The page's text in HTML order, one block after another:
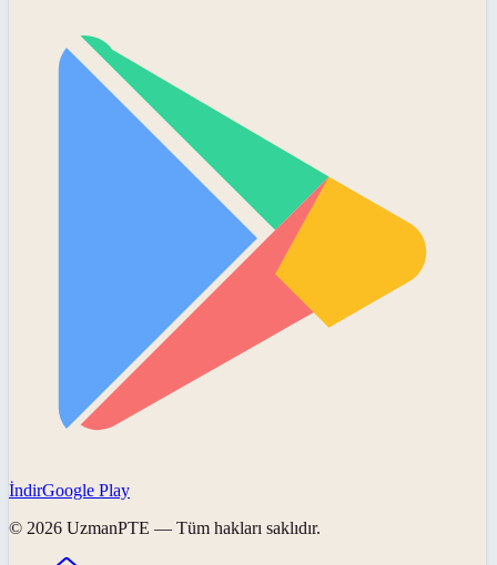
İndirGoogle Play
© 2026 UzmanPTE — Tüm hakları saklıdır.